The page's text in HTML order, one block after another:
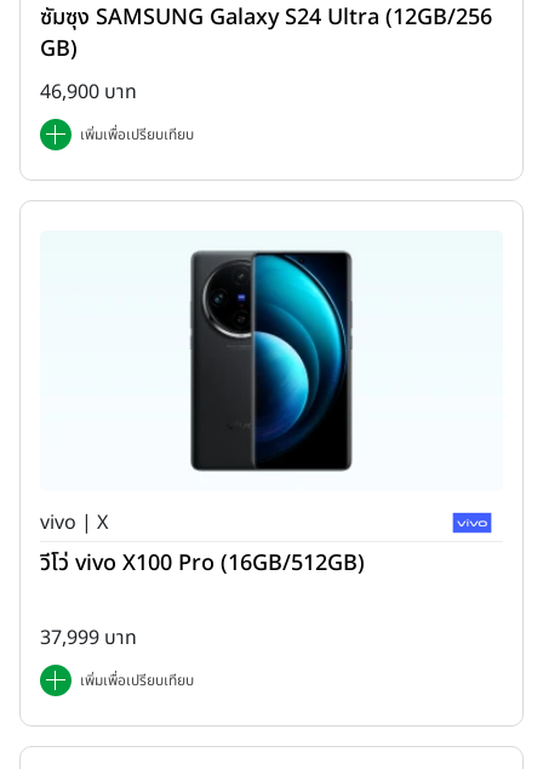
ซัมซุง SAMSUNG Galaxy S24 Ultra (12GB/256
GB)
46,900 บาท
เพิ่มเพื่อเปรียบเทียบ
vivo | X
วีโว่ vivo X100 Pro (16GB/512GB)
37,999 บาท
เพิ่มเพื่อเปรียบเทียบ